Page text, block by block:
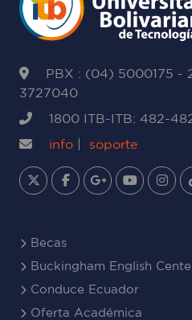
PBX : (04) 5000175 -
3727040
1800 ITB-ITB: 482-
info
soporte
Becas
Buckingham English
Conduce Ecuador
Oferta Académica